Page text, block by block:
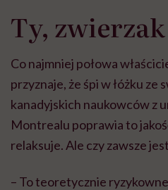
Ty,
Co najmniej połowa
przyznaje, że śpi w łóżku ze
kanadyjskich naukowców z
Montrealu poprawia to
relaksuje.Ale czy zawsze
– To teoretycznie